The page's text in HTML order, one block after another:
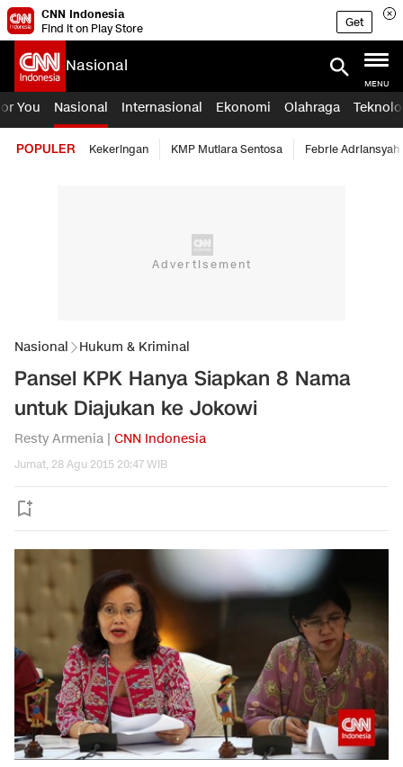
CNN Indonesia
Find it on Play Store
Get
Nasional
MENU
You Nasional Internasional Ekonomi Olahraga
POPULER Kekeringan KMP Mutiara Sentosa Febrie Adriansyah
Nasional Hukum & Kriminal
Pansel KPK Hanya Siapkan 8 Nama
untuk Diajukan ke Jokowi
Resty Armenia | CNN Indonesia
Jumat, 28 Agu 2015 20:47 WIB